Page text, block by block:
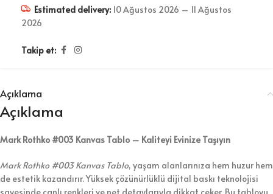
Estimated delivery: 10 Ağustos 2026 – 11 Ağustos
2026
Takip et:
Açıklama
Açıklama
Mark Rothko #003 Kanvas Tablo – Kaliteyi Evinize Taşıyın
Mark Rothko #003 Kanvas Tablo, yaşam alanlarınıza hem huzur hem
de estetik kazandırır. Yüksek çözünürlüklü dijital baskı teknolojisi